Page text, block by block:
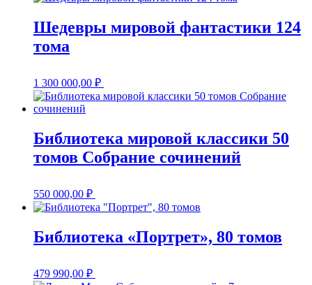
Шедевры мировой фантастики 124
тома
1 300 000,00 ₽
Библиотека мировой классики 50
томов Собрание сочинений
550 000,00 ₽
Библиотека «Портрет», 80 томов
479 990,00 ₽